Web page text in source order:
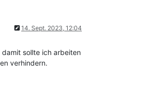
14. Sept. 2023, 12:04
sollte ich arbeiten
verhindern.